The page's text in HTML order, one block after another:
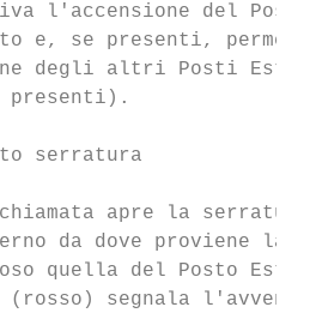
l'accensione del
e, se presenti,
degli altri Posti
presenti).
serratura
apre la serratura
da dove proviene la
quella del Posto
(rosso) segnala